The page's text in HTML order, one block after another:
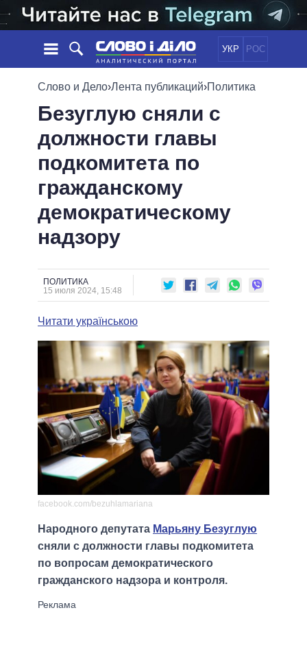
УКР РОС
НОВОСТИ
ЛЕНТА
СОБЫТИЯ
СТАТЬИ
МНЕНИЯ
ОБЗОРЫ
ДАЙДЖЕСТЫ
ПОЛИТИКА
ЭКОНОМИКА
ОБЩЕСТВО
ОБЕЩАНИЯ
ПОЛИТИКИ
ВСЕ ПОЛИТИКИ
ПРЕЗИДЕНТ И ОФИС
ВЕРХОВНАЯ РАДА
КАБИНЕТ МИНИСТРОВ
МЭРЫ
ВСЕ ПЕРСОНЫ
ВИДЕО
ПОДДЕРЖАТЬ
СРАВНЕНИЕ ПОЛИТИКОВ
Слово и Дело›Лента публикаций›Политика
Безуглую сняли с
должности главы
подкомитета по
гражданскому
демократическому
надзору
ПОЛИТИКА
15 июля 2024, 15:48
Читати українською
facebook.com/bezuhlamariana
Народного депутата Марьяну Безуглую
сняли с должности главы подкомитета
по вопросам демократического
гражданского надзора и контроля.